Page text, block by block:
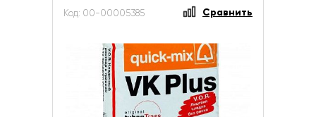
Код: 00-00005385 Сравнить